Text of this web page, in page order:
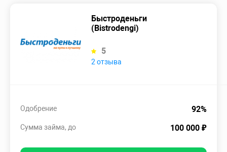
Быстроденьги
(Bistrodengi)
5
2 отзыва
92%
Одобрение
100 000 ₽
Сумма займа, до